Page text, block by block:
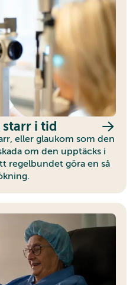
i tid
eller glaukom som den
om den upptäcks i
regelbundet göra en så